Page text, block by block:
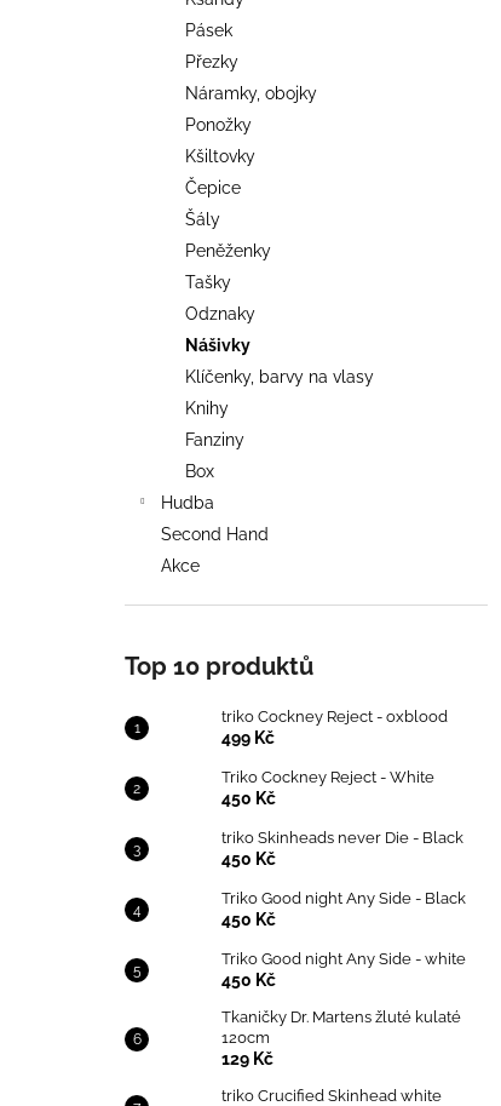
Pásek
Přezky
Náramky, obojky
Ponožky
Kšiltovky
Čepice
Šály
Peněženky
Tašky
Odznaky
Nášivky
Klíčenky, barvy na vlasy
Knihy
Fanziny
Box
Hudba
Second Hand
Akce
Top 10 produktů
triko Cockney Reject - oxblood
499 Kč
Triko Cockney Reject - White
450 Kč
triko Skinheads never Die - Black
450 Kč
Triko Good night Any Side - Black
450 Kč
Triko Good night Any Side - white
450 Kč
Tkaničky Dr. Martens žluté kulaté
120cm
129 Kč
triko Crucified Skinhead white
TRIKO COCKNEY REJECT - OXBLOOD
499 Kč